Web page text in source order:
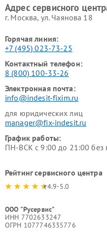
Адрес сервисного
г. Москва, ул. Чаянова 18
Горячая линия:
+7 (495) 023-73-25
Контактный телефон:
8 (800) 100-33-26
Электронная почта:
info@indesit-fixim.ru
для юридических лиц
manager@fix-indesit.ru
График работы:
ПН-ВСК с 9:00 до 21:00
Рейтинг сервисного центра
4.9-5.0
ООО "Русервис"
ИНН 7702633247
ОГРН 1077746335776